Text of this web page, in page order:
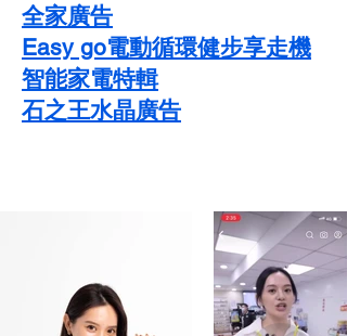
​全家廣告
Easy go電動循環健步享走機
智能家電特輯
石之王水晶廣告